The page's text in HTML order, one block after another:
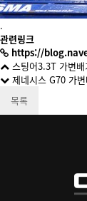
.
관련링크
https://
스팅어3.3T 가변
제네시스 G70 가
목록